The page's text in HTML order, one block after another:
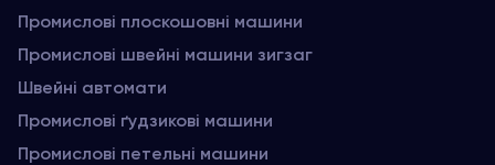
Промислові плоскошовні машини
Промислові швейні машини зигзаг
Швейні автомати
Промислові ґудзикові машини
Промислові петельні машини